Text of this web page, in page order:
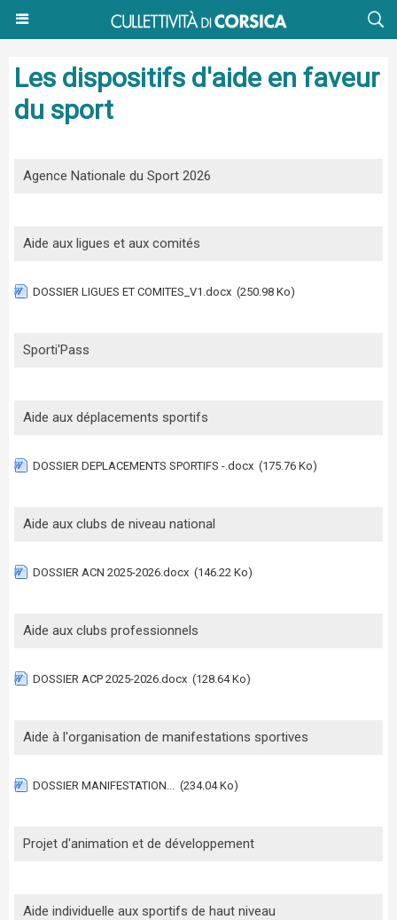
Les dispositifs d'aide en faveur
du sport
Agence Nationale du Sport 2026
Aide aux ligues et aux comités
DOSSIER LIGUES ET COMITES_V1.docx (250.98 Ko)
Sporti'Pass
Aide aux déplacements sportifs
DOSSIER DEPLACEMENTS SPORTIFS -.docx (175.76 Ko)
Aide aux clubs de niveau national
DOSSIER ACN 2025-2026.docx (146.22 Ko)
Aide aux clubs professionnels
DOSSIER ACP 2025-2026.docx (128.64 Ko)
Aide à l'organisation de manifestations sportives
DOSSIER MANIFESTATION... (234.04 Ko)
Projet d'animation et de développement
Aide individuelle aux sportifs de haut niveau